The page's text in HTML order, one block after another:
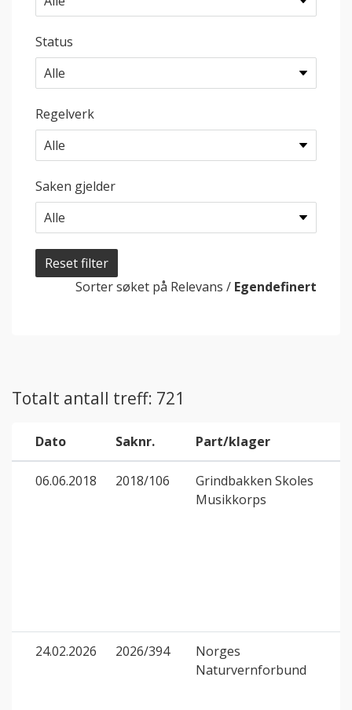
Status
Regelverk
Saken gjelder
Reset filter
Sorter søket på Relevans / Egendefinert
Totalt antall treff: 721
Dato Saknr. Part/klager
06.06.2018 2018/106
Grindbakken Skoles
Musikkorps
24.02.2026 2026/394
Norges
Naturvernforbund